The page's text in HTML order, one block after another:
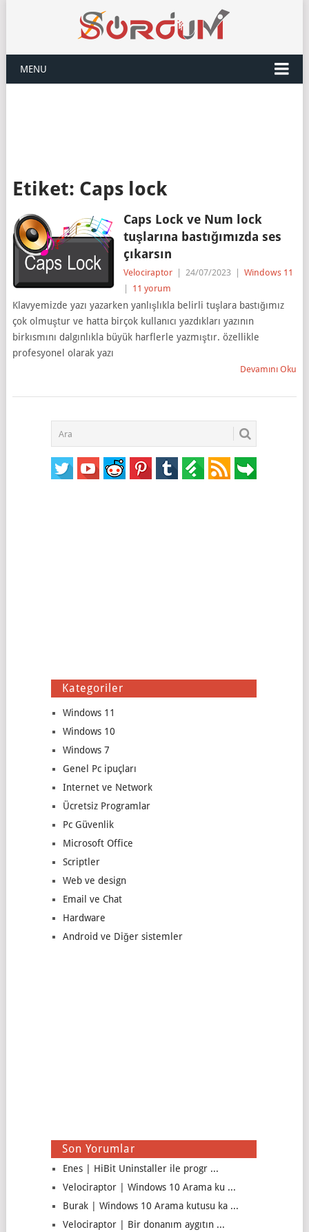
MENU
Etiket: Caps lock
Caps Lock ve Num lock
tuşlarına bastığımızda ses
çıkarsın
Velociraptor 24/07/2023
Windows 11
11 yorum
Klavyemizde yazı yazarken yanlışlıkla belirli tuşlara bastığımız
çok olmuştur ve hatta birçok kullanıcı yazdıkları yazının
birkısmını dalgınlıkla büyük harflerle yazmıştır. özellikle
profesyonel olarak yazı
Devamını Oku
Kategoriler
Windows 11
Windows 10
Windows 7
Genel Pc ipuçları
Internet ve Network
Ücretsiz Programlar
Pc Güvenlik
Microsoft Office
Scriptler
Web ve design
Email ve Chat
Hardware
Android ve Diğer sistemler
Son Yorumlar
Enes | HiBit Uninstaller ile progr ...
Velociraptor | Windows 10 Arama ku ...
Burak | Windows 10 Arama kutusu ka ...
Velociraptor | Bir donanım aygıtın ...